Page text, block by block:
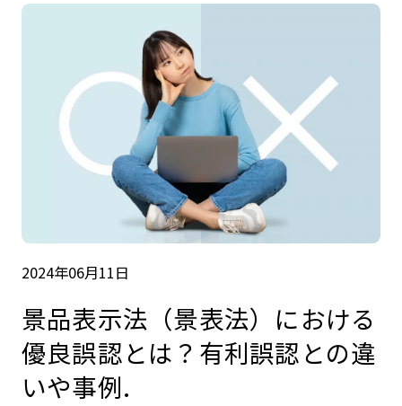
2024年06月11日
景品表示法（景表法）における
優良誤認とは？有利誤認との違
いや事例.